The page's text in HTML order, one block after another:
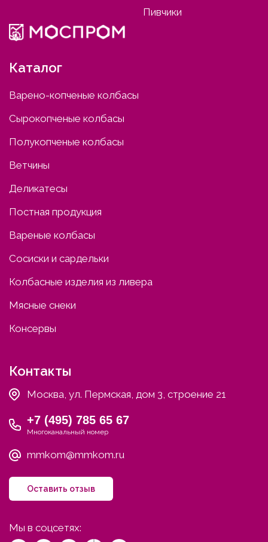
Пивчики
Каталог
Варено-копченые колбасы
Сырокопченые колбасы
Полукопченые колбасы
Ветчины
Деликатесы
Постная продукция
Вареные колбасы
Сосиски и сардельки
Колбасные изделия из ливера
Мясные снеки
Консервы
Контакты
Москва, ул. Пермская, дом 3, строение 21
+7 (495) 785 65 67
Многоканальный номер
mmkom@mmkom.ru
Оставить отзыв
Мы в соцсетях: